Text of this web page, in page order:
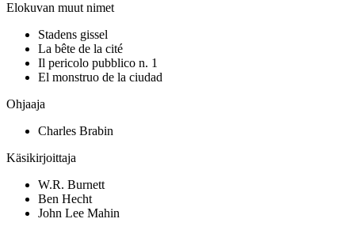
Elokuvan muut nimet
Stadens gissel
La bête de la cité
Il pericolo pubblico n. 1
El monstruo de la ciudad
Ohjaaja
Charles Brabin
Käsikirjoittaja
W.R. Burnett
Ben Hecht
John Lee Mahin